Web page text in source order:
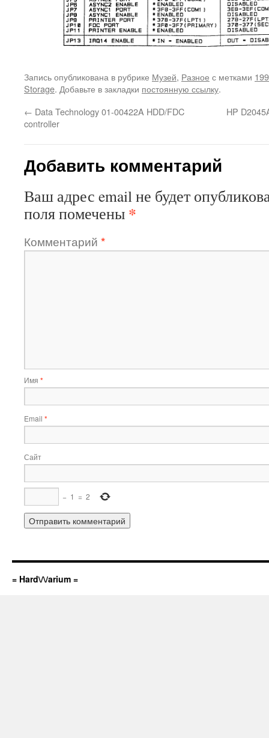
Запись опубликована в рубрике Музей, Разное с метками
Storage. Добавьте в закладки постоянную ссылку.
← Data Technology 01-00422A HDD/FDC
controller
HP
Добавить комментарий
Ваш адрес email не будет
поля помечены *
Комментарий *
Имя *
Email *
Сайт
− 1 = 2
= Hard\/\/arium =